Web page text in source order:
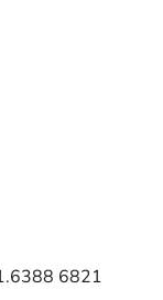
6821